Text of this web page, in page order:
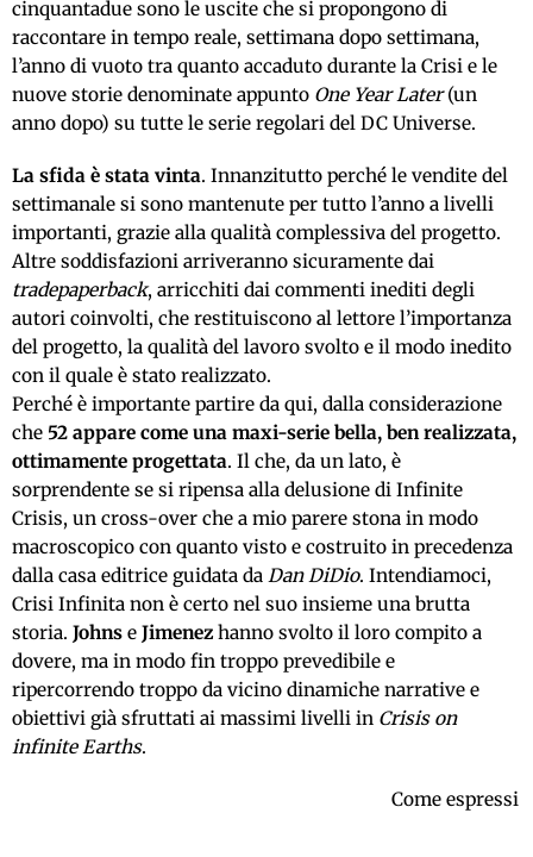
cinquantadue sono le uscite che si propongono di
raccontare in tempo reale, settimana dopo settimana,
l’anno di vuoto tra quanto accaduto durante la Crisi e le
nuove storie denominate appunto One Year Later(un
anno dopo) su tutte le serie regolari del DC Universe.
La sfida è stata vinta. Innanzitutto perché le vendite del
settimanale si sono mantenute per tutto l’anno a livelli
importanti, grazie alla qualità complessiva del progetto.
Altre soddisfazioni arriveranno sicuramente dai
tradepaperback, arricchiti dai commenti inediti degli
autori coinvolti, che restituiscono al lettore l’importanza
del progetto, la qualità del lavoro svolto e il modo inedito
con il quale è stato realizzato.
Perché è importante partire da qui, dalla considerazione
che 52 appare come una maxi-serie bella, ben realizzata,
ottimamente progettata. Il che, da un lato, è
sorprendente se si ripensa alla delusione di Infinite
Crisis, un cross-over che a mio parere stona in modo
macroscopico con quanto visto e costruito in precedenza
dalla casa editrice guidata da Dan DiDio. Intendiamoci,
Crisi Infinita non è certo nel suo insieme una brutta
storia. Johns e Jimenez hanno svolto il loro compito a
dovere, ma in modo fin troppo prevedibile e
ripercorrendo troppo da vicino dinamiche narrative e
obiettivi già sfruttati ai massimi livelli in Crisis on
infinite Earths.
Come espressi